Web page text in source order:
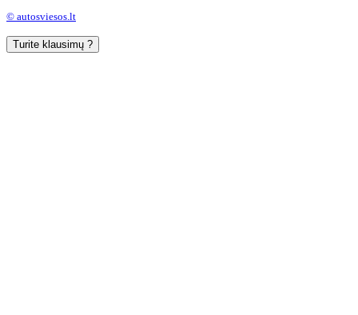
© autosviesos.lt
Turite klausimų ?